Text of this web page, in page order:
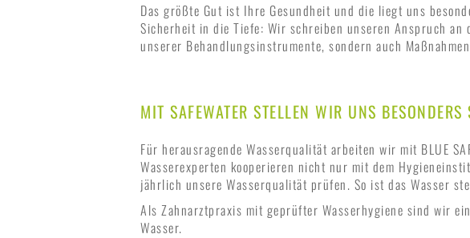
Das größte Gut ist Ihre Gesundheit und die liegt uns
Sicherheit in die Tiefe: Wir schreiben unseren Anspruch
unserer Behandlungsinstrumente, sondern auch
MIT SAFEWATER STELLEN WIR UNS BESONDERS
Für herausragende Wasserqualität arbeiten wir mit BLUE
Wasserexperten kooperieren nicht nur mit dem
jährlich unsere Wasserqualität prüfen. So ist das Wasser
Als Zahnarztpraxis mit geprüfter Wasserhygiene sind wir
Wasser.